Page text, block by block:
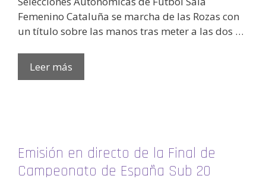
Femenino Cataluña se marcha de las Rozas con
un título sobre las manos tras meter a las dos …
Leer más
Emisión en directo de la Final de
Campeonato de España Sub 20